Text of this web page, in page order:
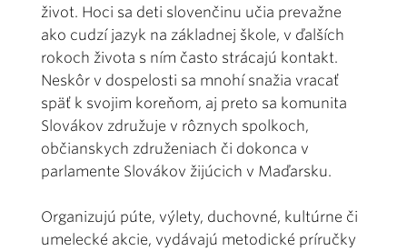
život. Hoci sa deti slovenčinu učia prevažne
ako cudzí jazyk na základnej škole, v ďalších
rokoch života s ním často strácajú kontakt.
Neskôr v dospelosti sa mnohí snažia vracať
späť k svojim koreňom, aj preto sa komunita
Slovákov združuje v rôznych spolkoch,
občianskych združeniach či dokonca v
parlamente Slovákov žijúcich v Maďarsku.
Organizujú púte, výlety, duchovné, kultúrne či
umelecké akcie, vydávajú metodické príručky